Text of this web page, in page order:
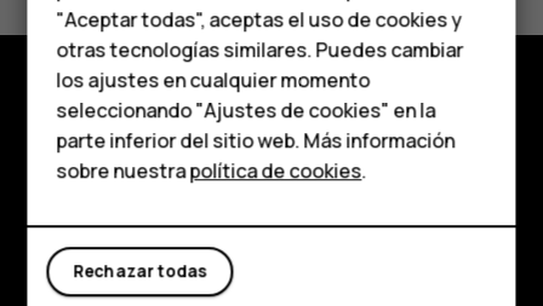
Teléfonos para
personas mayores
HMD Terra M
Comprar
Mi cuenta
Comprar
Acerca de
Planet and people
Soporte
"Aceptar todas", aceptas el uso de cookies y
otras tecnologías similares. Puedes cambiar
los ajustes en cualquier momento
seleccionando "Ajustes de cookies" en la
parte inferior del sitio web. Más información
sobre nuestrapolítica de cookies.
Rechazar todas